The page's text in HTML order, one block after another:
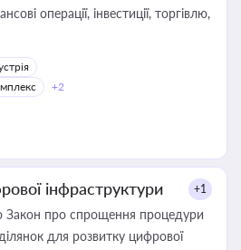
операції, інвестиції, торгівлю,
+2
інфраструктури +1
Закон про спрощення процедури
для розвитку цифрової